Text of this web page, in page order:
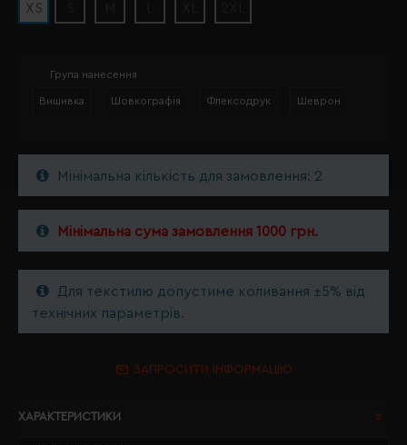
XS
Група нанесення
Вишивка Шовкографія Флексодрук Шеврон
Мінімальна кількість для замовлення: 2
Мінімальна сума замовлення 1000 грн.
Для текстилю допустиме коливання ±5% від
технічних параметрів.
ЗАПРОСИТИ ІНФОРМАЦІЮ
ХАРАКТЕРИСТИКИ